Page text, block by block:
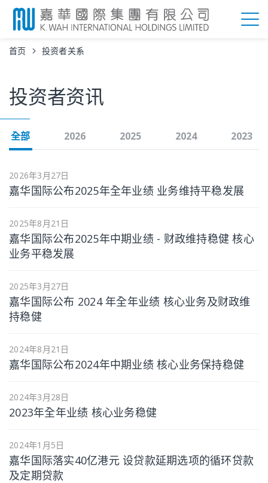
首页 投资者关系
投资者资讯
全部 2026 2025 2024 2023
2026年3月27日
嘉华国际公布2025年全年业绩 业务维持平稳发展
2025年8月21日
嘉华国际公布2025年中期业绩 - 财政维持稳健 核心
业务平稳发展
2025年3月27日
嘉华国际公布 2024 年全年业绩 核心业务及财政维
持稳健
2024年8月21日
嘉华国际公布2024年中期业绩 核心业务保持稳健
2024年3月28日
2023年全年业绩 核心业务稳健
2024年1月5日
嘉华国际落实40亿港元 设贷款延期选项的循环贷款
及定期贷款